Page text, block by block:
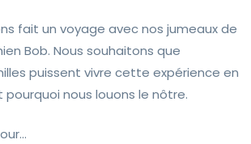
fait un voyage avec nos jumeaux de
Bob. Nous souhaitons que
puissent vivre cette expérience en
nous louons le nôtre.